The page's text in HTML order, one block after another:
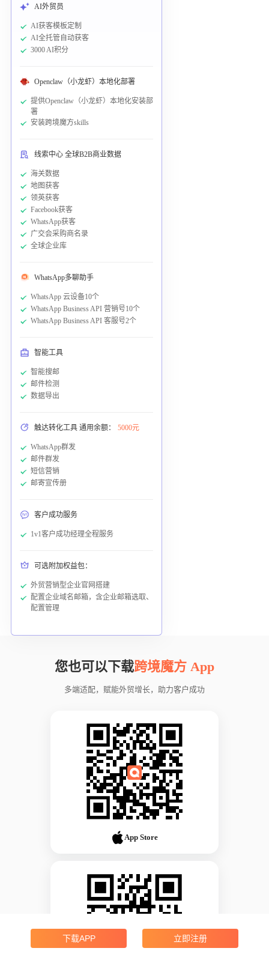
AI外贸员
AI获客模板定制
AI全托管自动获客
3000 AI积分
Openclaw（小龙虾）本地化部署
提供Openclaw（小龙虾）本地化安装部
署
安装跨境魔方skills
线索中心 全球B2B商业数据
海关数据
地图获客
领英获客
Facebook获客
WhatsApp获客
广交会采购商名录
全球企业库
WhatsApp多聊助手
WhatsApp 云设备10个
WhatsApp Business API 营销号10个
WhatsApp Business API 客服号2个
智能工具
智能搜邮
邮件检测
数据导出
触达转化工具 通用余额： 5000元
WhatsApp群发
邮件群发
短信营销
邮寄宣传册
客户成功服务
1v1客户成功经理全程服务
可选附加权益包：
外贸营销型企业官网搭建
配置企业域名邮箱，含企业邮箱选取、
配置管理
您也可以下载跨境魔方 App
多端适配，赋能外贸增长，助力客户成功
App Store
下载APP 立即注册